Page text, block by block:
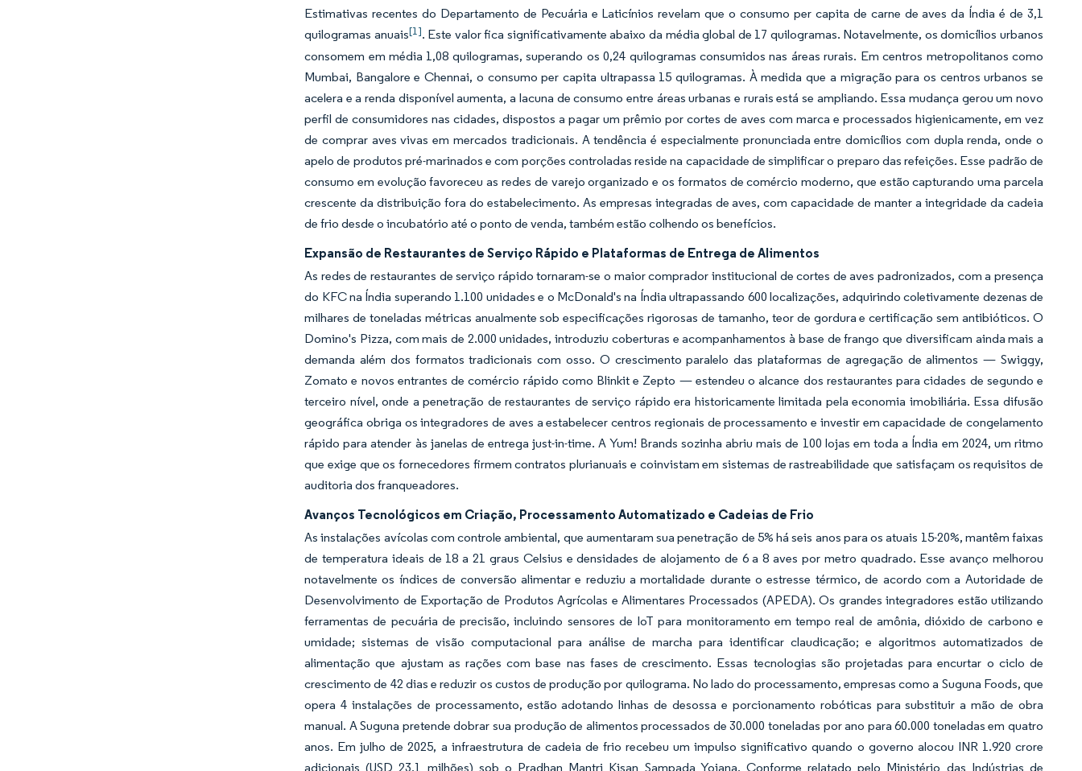
Estimativas recentes do Departamento de Pecuária e Laticínios revelam que o consumo per capita de carne de aves da Índia é de 3,1
quilogramas anuais[1]. Este valor fica significativamente abaixo da média global de 17 quilogramas. Notavelmente, os domicílios urbanos
consomem em média 1,08 quilogramas, superando os 0,24 quilogramas consumidos nas áreas rurais. Em centros metropolitanos como
Mumbai, Bangalore e Chennai, o consumo per capita ultrapassa 15 quilogramas. À medida que a migração para os centros urbanos se
acelera e a renda disponível aumenta, a lacuna de consumo entre áreas urbanas e rurais está se ampliando. Essa mudança gerou um novo
perfil de consumidores nas cidades, dispostos a pagar um prêmio por cortes de aves com marca e processados higienicamente, em vez
de comprar aves vivas em mercados tradicionais. A tendência é especialmente pronunciada entre domicílios com dupla renda, onde o
apelo de produtos pré-marinados e com porções controladas reside na capacidade de simplificar o preparo das refeições. Esse padrão de
consumo em evolução favoreceu as redes de varejo organizado e os formatos de comércio moderno, que estão capturando uma parcela
crescente da distribuição fora do estabelecimento. As empresas integradas de aves, com capacidade de manter a integridade da cadeia
de frio desde o incubatório até o ponto de venda, também estão colhendo os benefícios.
Expansão de Restaurantes de Serviço Rápido e Plataformas de Entrega de Alimentos
As redes de restaurantes de serviço rápido tornaram-se o maior comprador institucional de cortes de aves padronizados, com a presença
do KFC na Índia superando 1.100 unidades e o McDonald's na Índia ultrapassando 600 localizações, adquirindo coletivamente dezenas de
milhares de toneladas métricas anualmente sob especificações rigorosas de tamanho, teor de gordura e certificação sem antibióticos. O
Domino's Pizza, com mais de 2.000 unidades, introduziu coberturas e acompanhamentos à base de frango que diversificam ainda mais a
demanda além dos formatos tradicionais com osso. O crescimento paralelo das plataformas de agregação de alimentos — Swiggy,
Zomato e novos entrantes de comércio rápido como Blinkit e Zepto — estendeu o alcance dos restaurantes para cidades de segundo e
terceiro nível, onde a penetração de restaurantes de serviço rápido era historicamente limitada pela economia imobiliária. Essa difusão
geográfica obriga os integradores de aves a estabelecer centros regionais de processamento e investir em capacidade de congelamento
rápido para atender às janelas de entrega just-in-time. A Yum! Brands sozinha abriu mais de 100 lojas em toda a Índia em 2024, um ritmo
que exige que os fornecedores firmem contratos plurianuais e coinvistam em sistemas de rastreabilidade que satisfaçam os requisitos de
auditoria dos franqueadores.
Avanços Tecnológicos em Criação, Processamento Automatizado e Cadeias de Frio
As instalações avícolas com controle ambiental, que aumentaram sua penetração de 5% há seis anos para os atuais 15-20%, mantêm faixas
de temperatura ideais de 18 a 21 graus Celsius e densidades de alojamento de 6 a 8 aves por metro quadrado. Esse avanço melhorou
notavelmente os índices de conversão alimentar e reduziu a mortalidade durante o estresse térmico, de acordo com a Autoridade de
Desenvolvimento de Exportação de Produtos Agrícolas e Alimentares Processados (APEDA). Os grandes integradores estão utilizando
ferramentas de pecuária de precisão, incluindo sensores de IoT para monitoramento em tempo real de amônia, dióxido de carbono e
umidade; sistemas de visão computacional para análise de marcha para identificar claudicação; e algoritmos automatizados de
alimentação que ajustam as rações com base nas fases de crescimento. Essas tecnologias são projetadas para encurtar o ciclo de
crescimento de 42 dias e reduzir os custos de produção por quilograma. No lado do processamento, empresas como a Suguna Foods, que
opera 4 instalações de processamento, estão adotando linhas de desossa e porcionamento robóticas para substituir a mão de obra
manual. A Suguna pretende dobrar sua produção de alimentos processados de 30.000 toneladas por ano para 60.000 toneladas em quatro
anos. Em julho de 2025, a infraestrutura de cadeia de frio recebeu um impulso significativo quando o governo alocou INR 1.920 crore
adicionais (USD 23,1 milhões) sob o Pradhan Mantri Kisan Sampada Yojana. Conforme relatado pelo Ministério das Indústrias de